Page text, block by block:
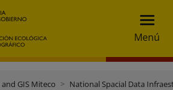
Menú
GIS Miteco National Spacial Data